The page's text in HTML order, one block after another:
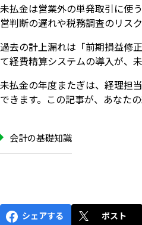
未払金は営業外の単発取引に使
営判断の遅れや税務調査のリスク
過去の計上漏れは「前期損益修
て経費精算システムの導入が、
未払金の年度またぎは、経理担
できます。この記事が、あなた
会計の基礎知識
シェアする ポスト